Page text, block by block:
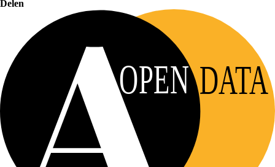
Delen
OPEN DATA